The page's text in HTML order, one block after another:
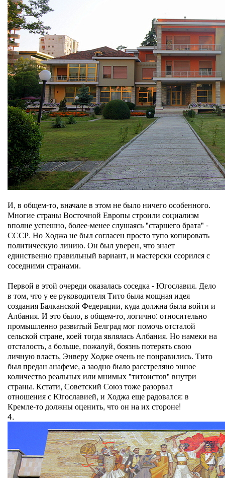
И, в общем-то, вначале в этом не было ничего особенного.
Многие страны Восточной Европы строили социализм
вполне успешно, более-менее слушаясь "старшего брата" -
СССР. Но Ходжа не был согласен просто тупо копировать
политическую линию. Он был уверен, что знает
единственно правильный вариант, и мастерски ссорился с
соседними странами.
Первой в этой очереди оказалась соседка - Югославия. Дело
в том, что у ее руководителя Тито была мощная идея
создания Балканской Федерации, куда должна была войти и
Албания. И это было, в общем-то, логично: относительно
промышленно развитый Белград мог помочь отсталой
сельской стране, коей тогда являлась Албания. Но намеки на
отсталость, а больше, пожалуй, боязнь потерять свою
личную власть, Энверу Ходже очень не понравились. Тито
был предан анафеме, а заодно было расстреляно энное
количество реальных или мнимых "титоистов" внутри
страны. Кстати, Советский Союз тоже разорвал
отношения с Югославией, и Ходжа еще радовался: в
Кремле-то должны оценить, что он на их стороне!
4.